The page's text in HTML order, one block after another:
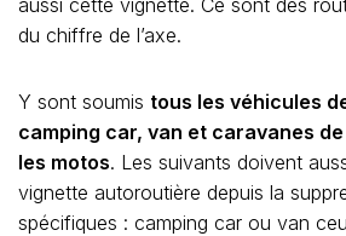
aussi cette vignette. Ce sont des
du chiffre de l’axe.
Y sont soumis tous les véhicules
camping car, van et caravanes
les motos. Les suivants doivent
vignette autoroutière depuis la
spécifiques : camping car ou van